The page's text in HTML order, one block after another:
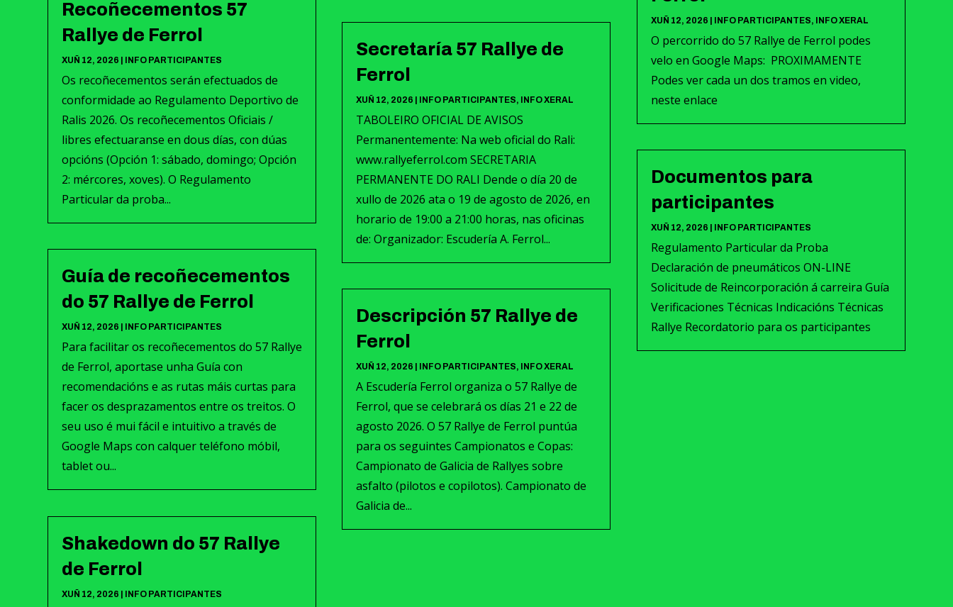
Recoñecementos 57
Rallye de Ferrol
XUÑ 12, 2026 INFO PARTICIPANTES
Os recoñecementos serán efectuados de
conformidade ao Regulamento Deportivo de
Ralis 2026. Os recoñecementos Oficiais /
libres efectuaranse en dous días, con dúas
opcións (Opción 1: sábado, domingo; Opción
2: mércores, xoves). O Regulamento
Particular da proba...
Guía de recoñecementos
do 57 Rallye de Ferrol
XUÑ 12, 2026 INFO PARTICIPANTES
Para facilitar os recoñecementos do 57 Rallye
de Ferrol, aportase unha Guía con
recomendacións e as rutas máis curtas para
facer os desprazamentos entre os treitos. O
seu uso é mui fácil e intuitivo a través de
Google Maps con calquer teléfono móbil,
tablet ou...
Shakedown do 57 Rallye
de Ferrol
XUÑ 12, 2026 | INFO PARTICIPANTES
Secretaría 57 Rallye de
Ferrol
XUÑ 12, 2026 INFO PARTICIPANTES, INFO XERAL
TABOLEIRO OFICIAL DE AVISOS
Permanentemente: Na web oficial do Rali:
www.rallyeferrol.com SECRETARIA
PERMANENTE DO RALI Dende o día 20 de
xullo de 2026 ata o 19 de agosto de 2026, en
horario de 19:00 a 21:00 horas, nas oficinas
de: Organizador: Escudería A. Ferrol...
Descripción 57 Rallye de
Ferrol
XUÑ 12, 2026 INFO PARTICIPANTES, INFO XERAL
A Escudería Ferrol organiza o 57 Rallye de
Ferrol, que se celebrará os días 21 e 22 de
agosto 2026. O 57 Rallye de Ferrol puntúa
para os seguintes Campionatos e Copas:
Campionato de Galicia de Rallyes sobre
asfalto (pilotos e copilotos). Campionato de
Galicia de...
XUÑ 12, 2026 INFO PARTICIPANTES, INFO XERAL
O percorrido do 57 Rallye de Ferrol podes
velo en Google Maps: PROXIMAMENTE
Podes ver cada un dos tramos en video,
neste enlace
Documentos para
participantes
XUÑ 12, 2026 INFO PARTICIPANTES
Regulamento Particular da Proba
Declaración de pneumáticos ON-LINE
Solicitude de Reincorporación á carreira Guía
Verificaciones Técnicas Indicacións Técnicas
Rallye Recordatorio para os participantes